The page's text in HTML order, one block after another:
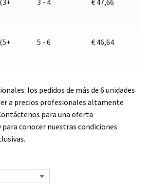
5 - 6 € 46,64
los pedidos de más de 6 unidades
a precios profesionales altamente
para una oferta
para conocer nuestras condiciones